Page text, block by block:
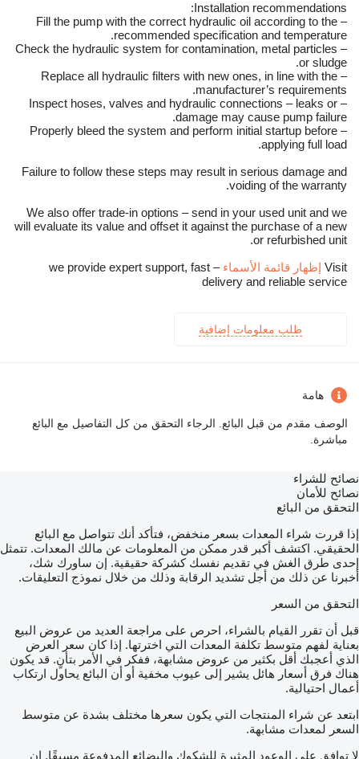
Installation recommendations:
– Fill the pump with the correct hydraulic oil according to the
recommended specification and temperature.
– Check the hydraulic system for contamination, metal particles
or sludge.
– Replace all hydraulic filters with new ones, in line with the
manufacturer’s requirements.
– Inspect hoses, valves and hydraulic connections – leaks or
damage may cause pump failure.
– Properly bleed the system and perform initial startup before
applying full load.
Failure to follow these steps may result in serious damage and
voiding of the warranty.
We also offer trade-in options – send in your used unit and we
will evaluate its value and offset it against the purchase of a new
or refurbished unit.
Visit إظهار قائمة الأسماء
– we provide expert support, fast
delivery and reliable service
طلب معلومات إضافية
هامة
الوصف مقدم من قبل البائع. الرجاء التحقق من كل التفاصيل مع البائع
مباشرة.
نصائح للشراء
نصائح للأمان
التحقق من البائع
إذا قررت شراء المعدات بسعر منخفض، فتأكد أنك تتواصل مع البائع
الحقيقي. اكتشف أكبر قدر ممكن من المعلومات عن مالك المعدات. تتمثل
إحدى طرق الغش في تقديم نفسك كشركة حقيقية. إن ساورك شك،
أخبرنا عن ذلك من أجل تشديد الرقابة وذلك من خلال نموذج التعليقات.
التحقق من السعر
قبل أن تقرر القيام بالشراء، احرص على مراجعة العديد من عروض البيع
بعناية لفهم متوسط تكلفة المعدات التي اخترتها. إذا كان سعر العرض
الذي أعجبك أقل بكثير من عروض مشابهة، ففكر في الأمر بتأنٍ. قد يكون
هناك فرق أسعار هائل يشير إلى عيوب مخفية أو أن البائع يحاول ارتكاب
أعمال احتيالية.
ابتعد عن شراء المنتجات التي يكون سعرها مختلف بشدة عن متوسط
السعر لمعدات مشابهة.
لا توافق على الوعود المثيرة للشكوك والبضائع المدفوعة مسبقًا. إن